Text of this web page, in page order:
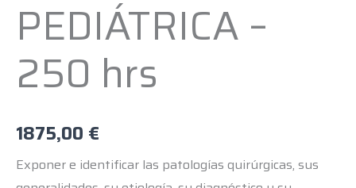
PEDIÁTRICA –
250 hrs
1875,00 €
Exponer e identificar las patologías quirúrgicas, sus
250
hrs
cantidad